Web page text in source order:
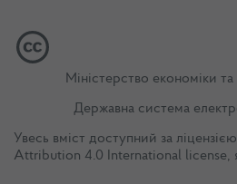
Міністерство економіки та
Державна система
Увесь вміст доступний за ліцензією
Attribution 4.0 International license,